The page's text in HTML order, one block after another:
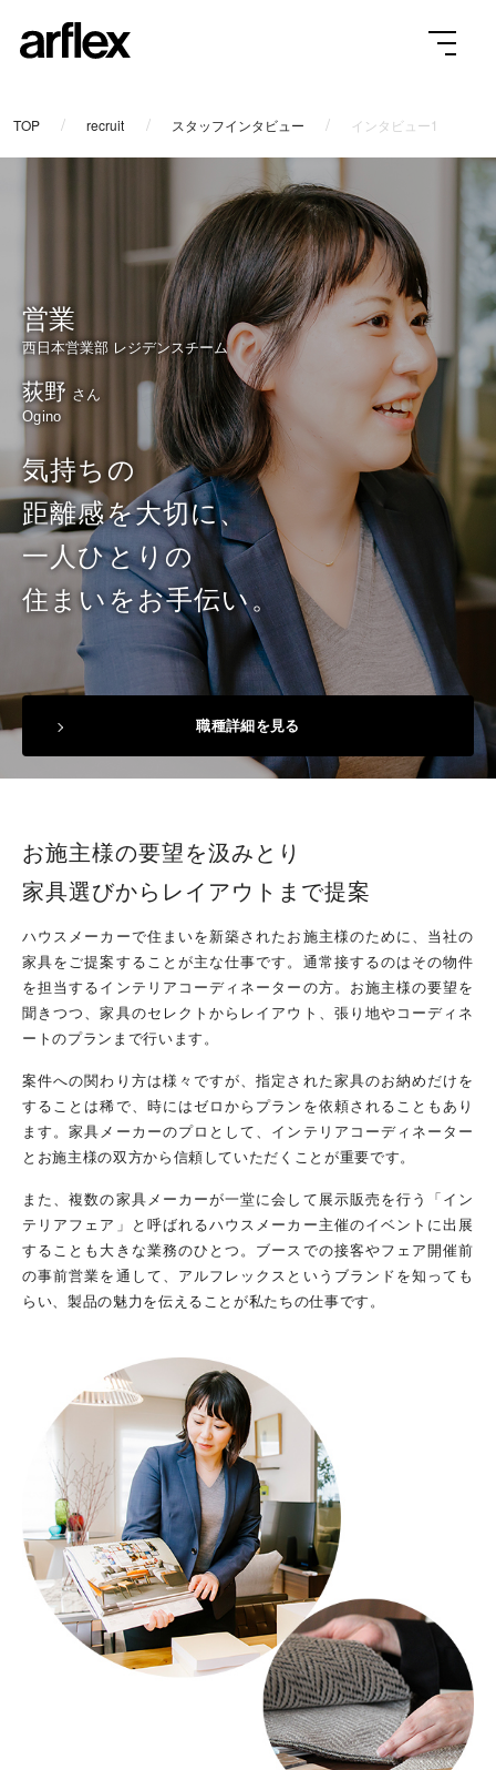
TOP recruit スタッフインタビュー インタビュー1
営業
西日本営業部 レジデンスチーム
荻野 さん
Ogino
気持ちの
距離感を大切に、
一人ひとりの
住まいをお手伝い。
職種詳細を見る
お施主様の要望を汲みとり
家具選びから レイアウトまで提案
ハウスメーカーで住まいを新築されたお施主様のために、当社の
家具をご提案することが主な仕事です。通常接するのはその物件
を担当するインテリアコーディネーターの方。お施主様の要望を
聞きつつ、家具のセレクトからレイアウト、張り地やコーディネ
ートのプランまで行います。
案件への関わり方は様々ですが、指定された家具のお納めだけを
することは稀で、時にはゼロからプランを依頼されることもあり
ます。家具メーカーのプロとして、インテリアコーディネーター
とお施主様の双方から信頼していただくことが重要です。
また、複数の家具メーカーが一堂に会して展示販売を行う「イン
テリアフェア」と呼ばれるハウスメーカー主催のイベントに出展
することも大きな業務のひとつ。ブースでの接客やフェア開催前
の事前営業を通して、アルフレックスというブランドを知っても
らい、製品の魅力を伝えることが私たちの仕事です。